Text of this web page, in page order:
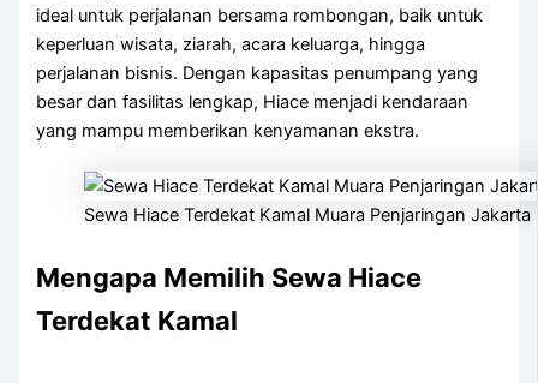
ideal untuk perjalanan bersama rombongan, baik untuk
keperluan wisata, ziarah, acara keluarga, hingga
perjalanan bisnis. Dengan kapasitas penumpang yang
besar dan fasilitas lengkap, Hiace menjadi kendaraan
yang mampu memberikan kenyamanan ekstra.
Sewa Hiace Terdekat Kamal Muara Penjaringan Jakarta
Mengapa Memilih Sewa Hiace
Terdekat Kamal